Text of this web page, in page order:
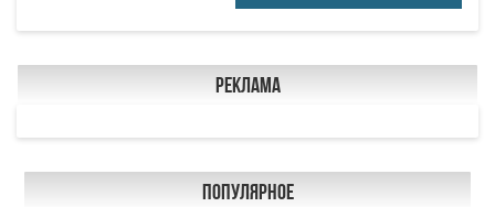
Реклама
Популярное